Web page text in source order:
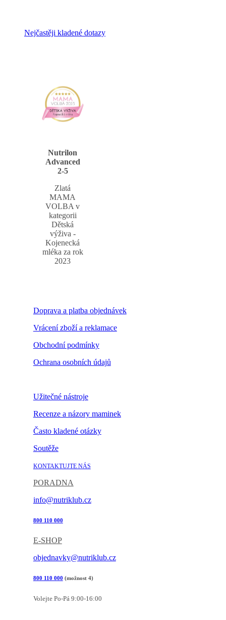
Nejčastěji kladené dotazy
Nutrilon
Advanced
2-5
Zlatá
MAMA
VOLBA v
kategorii
Dětská
výživa -
Kojenecká
mléka za rok
2023
Doprava a platba objednávek
Vrácení zboží a reklamace
Obchodní podmínky
Ochrana osobních údajů
Užitečné nástroje
Recenze a názory maminek
Často kladené otázky
Soutěže
KONTAKTUJTE NÁS
PORADNA
info@nutriklub.cz
800 110 000
E-SHOP
objednavky@nutriklub.cz
800 110 000 (možnost 4)
Volejte Po-Pá 9:00-16:00